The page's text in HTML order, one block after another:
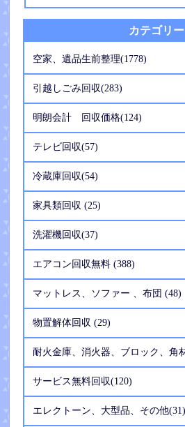
カテゴリー
空家、遺品生前整理(1778)
引越しごみ回収(283)
明朗会計 回収価格(124)
テレビ回収(57)
冷蔵庫回収(54)
家具類回収 (25)
洗濯機回収(37)
エアコン回収無料 (388)
マットレス、ソファー 、布団 (48)
物置解体回収 (29)
耐火金庫、消火器、ブロック、角
サービス無料回収(120)
エレクトーン、大型品、その他(31)